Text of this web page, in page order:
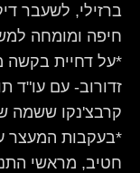
ברזילי, לשעבר
חיפה ומומחה
*על דחיית
זדורוב- עם עו"ד
קרבצ'נקו ששמה
*בעקבות המעצר
חטיב, מראשי